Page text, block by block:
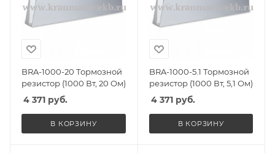
BRA-1000-20 Тормозной
резистор (1000 Вт, 20 Ом)
4 371 руб.
В КОРЗИНУ
BRA-1000-5.1 Тормозной
резистор (1000 Вт, 5,1 Ом)
4 371руб.
В КОРЗИНУ